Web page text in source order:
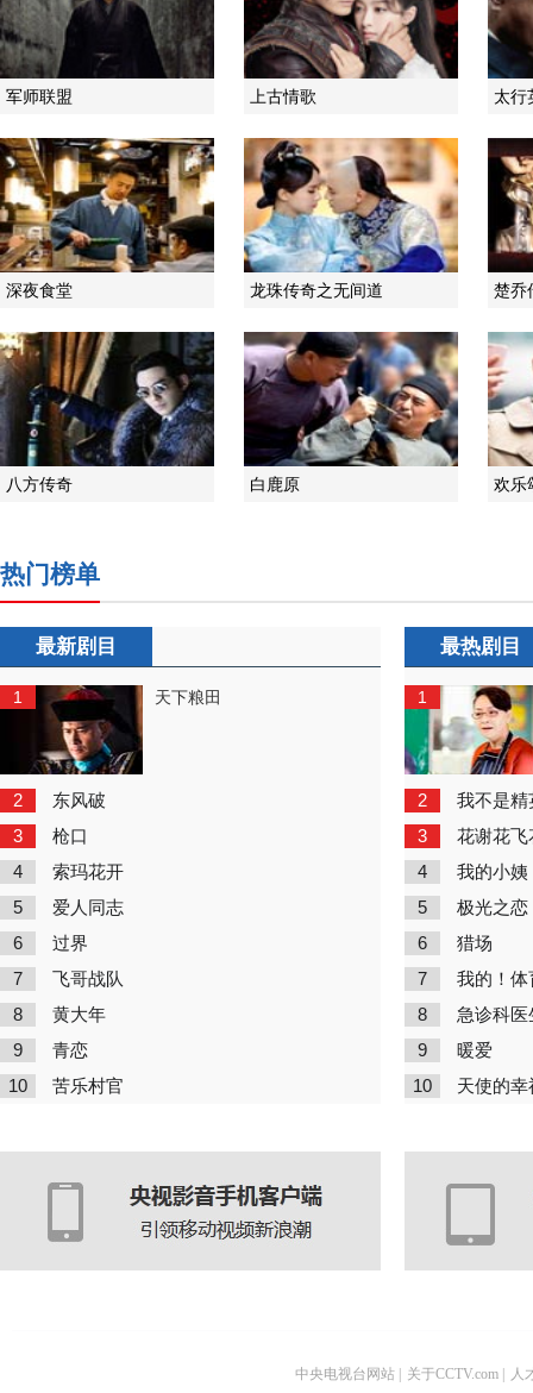
军师联盟 上古情歌 太行
深夜食堂 龙珠传奇之无间道 楚乔
八方传奇 白鹿原 欢乐
热门榜单
最新剧目
1 天下粮田
2 东风破
3 枪口
4 索玛花开
5 爱人同志
6 过界
7 飞哥战队
8 黄大年
9 青恋
10 苦乐村官
最热剧目
1
2 我不是精
3 花谢花飞
4 我的小姨
5 极光之恋
6 猎场
7 我的！体
8 急诊科医
9 暖爱
10 天使的幸
中央电视台网站 关于CCTV.com 人